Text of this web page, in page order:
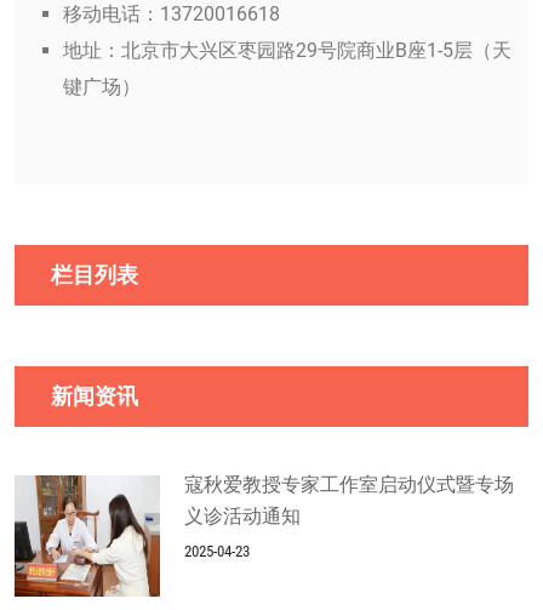
移动电话：13720016618
地址：北京市大兴区枣园路29号院商业B座1-5层（天
键广场）
栏目列表
新闻资讯
寇秋爱教授专家工作室启动仪式暨专场
义诊活动通知
2025-04-23